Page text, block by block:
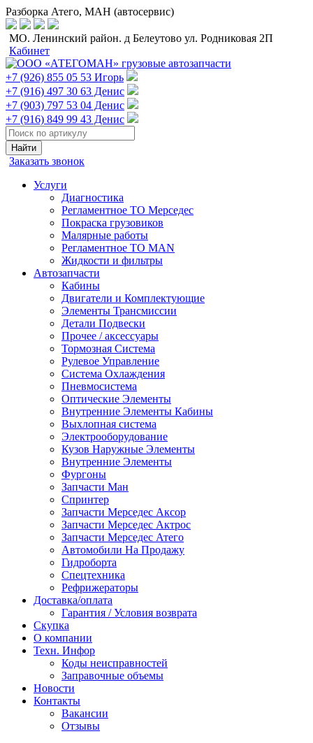
Разборка Атего, МАН (автосервис)
МО. Ленинский район. д Белеутово ул. Родниковая 2П
Кабинет
+7 (926) 855 05 53 Игорь
+7 (916) 497 30 63 Денис
+7 (903) 797 53 04 Денис
+7 (916) 849 99 43 Денис
Заказать звонок
Услуги
Диагностика
Регламентное ТО Мерседес
Покраска грузовиков
Малярные работы
Регламентное ТО MAN
Жидкости и фильтры
Автозапчасти
Кабины
Двигатели и Комплектующие
Элементы Трансмиссии
Детали Подвески
Прочее / аксессуары
Тормозная Система
Рулевое Управление
Система Охлаждения
Пневмосистема
Оптические Элементы
Внутренние Элементы Кабины
Выхлопная система
Электрооборудование
Кузов Наружные Элементы
Внутренние Элементы
Фургоны
Запчасти Ман
Спринтер
Запчасти Мерседес Аксор
Запчасти Мерседес Актрос
Запчасти Мерседес Атего
Автомобили На Продажу
Гидроборта
Спецтехника
Рефрижераторы
Доставка/оплата
Гарантия / Условия возврата
Скупка
О компании
Техн. Инфор
Коды неисправностей
Заправочные объемы
Новости
Контакты
Вакансии
Отзывы